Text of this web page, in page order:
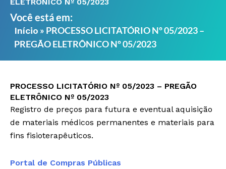
Você está em:
Início » PROCESSO LICITATÓRIO Nº 05/2023 –
PREGÃO ELETRÔNICO Nº 05/2023
PROCESSO LICITATÓRIO Nº 05/2023 – PREGÃO
ELETRÔNICO Nº 05/2023
Registro de preços para futura e eventual aquisição
de materiais médicos permanentes e materiais para
fins fisioterapêuticos.
Portal de Compras Públicas